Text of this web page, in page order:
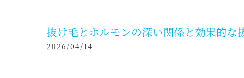
抜け毛とホルモンの深い関係と効果的な
2026/04/14